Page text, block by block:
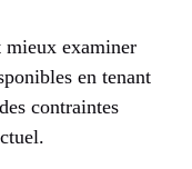
mieux examiner
en tenant
contraintes